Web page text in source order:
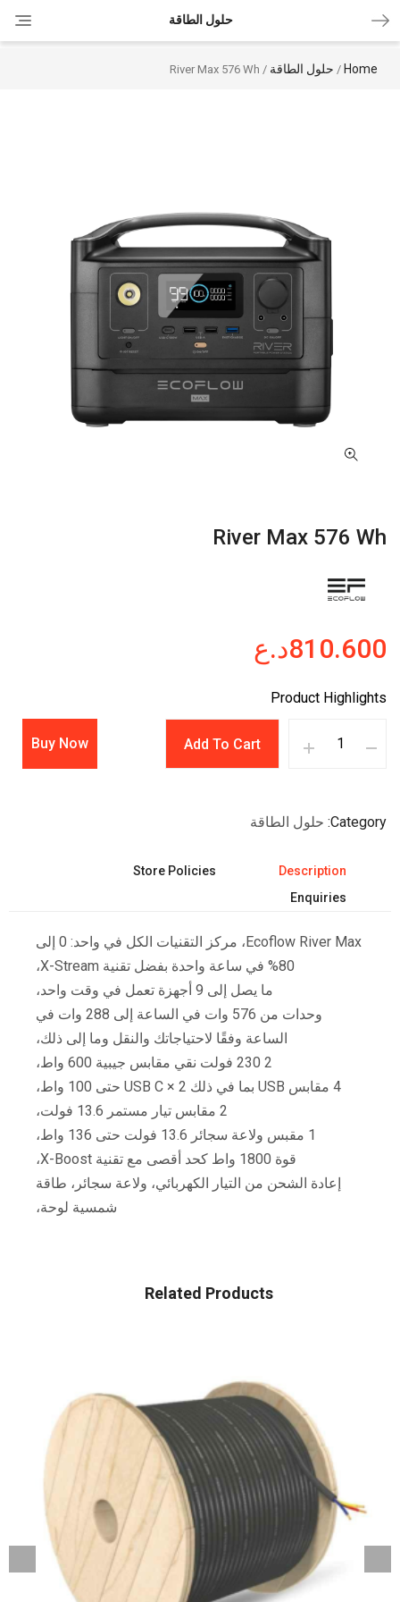
حلول الطاقة
Home
/ حلول الطاقة / River Max 576 Wh
River Max 576 Wh
810.600د.ع
Product Highlights
Add To Cart
Buy Now
Category حلول الطاقة
Description
Store Policies
Enquiries
Ecoflow River Max، مركز التقنيات الكل في واحد: 0 إلى
80% في ساعة واحدة بفضل تقنية X-Stream،
ما يصل إلى 9 أجهزة تعمل في وقت واحد،
وحدات من 576 وات في الساعة إلى 288 وات في
الساعة وفقًا لاحتياجاتك والنقل وما إلى ذلك،
2 230 فولت نقي مقابس جيبية 600 واط،
4 مقابس USB بما في ذلك 2 × USB C حتى 100 واط،
2 مقابس تيار مستمر 13.6 فولت،
1 مقبس ولاعة سجائر 13.6 فولت حتى 136 واط،
قوة 1800 واط كحد أقصى مع تقنية X-Boost،
إعادة الشحن من التيار الكهربائي، ولاعة سجائر، طاقة
شمسية لوحة،
Related Products